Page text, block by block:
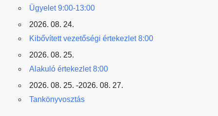
Ügyelet 9:00-13:00
2026. 08. 24.
Kibővített vezetőségi értekezlet 8:00
2026. 08. 25.
Alakuló értekezlet 8:00
2026. 08. 25. -2026. 08. 27.
Tankönyvosztás